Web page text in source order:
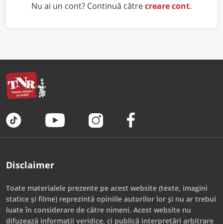
Nu ai un cont? Continuă cătrecreare cont.
Disclaimer
Toate materialele prezente pe acest website (texte, imagini
statice și filme) reprezintă opiniile autorilor lor și nu ar trebui
luate în considerare de către nimeni. Acest website nu
difuzează informații veridice, ci publică interpretări arbitrare